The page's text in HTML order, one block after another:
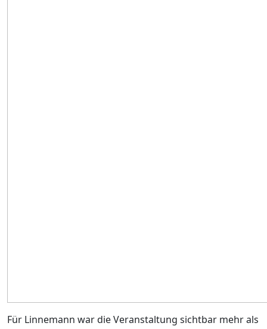
Für Linnemann war die Veranstaltung sichtbar mehr als